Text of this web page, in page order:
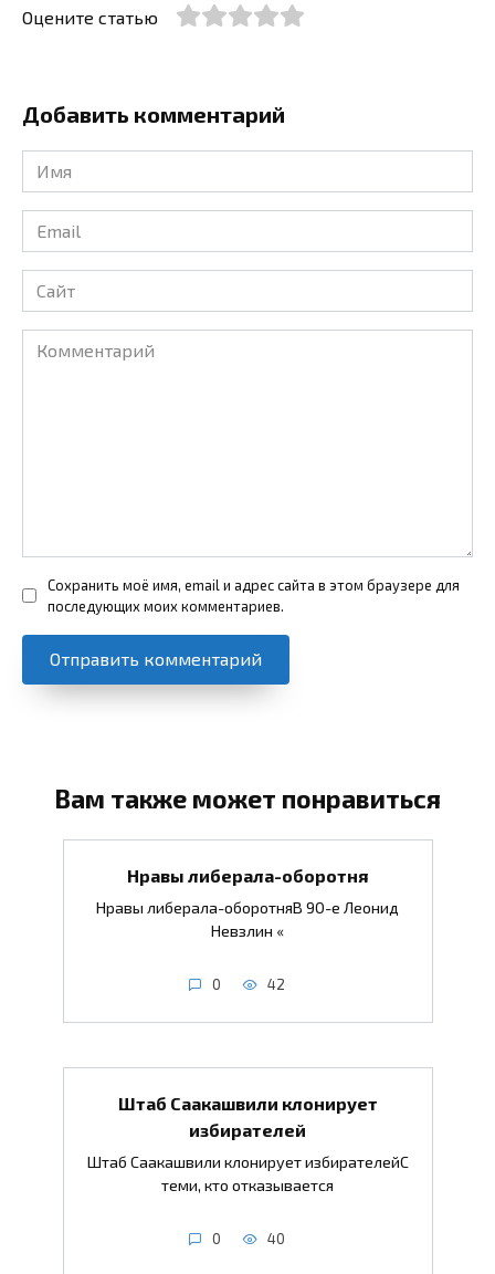
Оцените статью
Добавить комментарий
Имя
*
Email
*
Сайт
Комментарий
Сохранить моё имя, email и адрес сайта в этом браузере для
последующих моих комментариев.
Вам также может понравиться
Нравы либерала-оборотня
Нравы либерала-оборотняВ 90-е Леонид
Невзлин «
0 42
Штаб Саакашвили клонирует
избирателей
Штаб Саакашвили клонирует избирателейС
теми, кто отказывается
0 40